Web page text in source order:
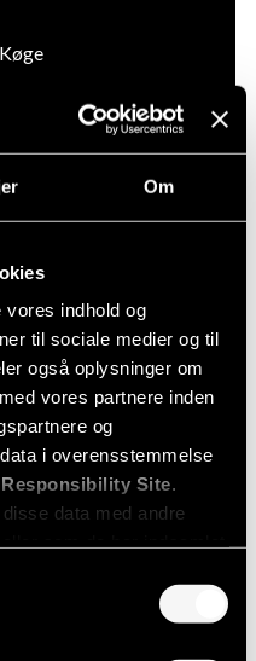
Om
indhold og
til sociale medier og til
også oplysninger om
vores partnere inden
og
i overensstemmelse
Site.
data med andre